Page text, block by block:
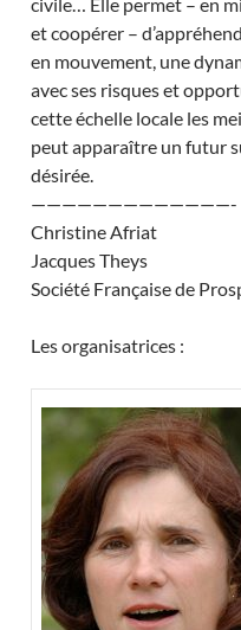
et coopérer –
en mouvement, une
avec ses risques et
cette échelle locale les
peut apparaître un futur
désirée.
—————————————-
Christine Afriat
Jacques Theys
Société Française de
Les organisatrices :